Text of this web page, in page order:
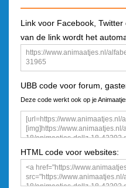
Link voor Facebook,
van de link wordt het
UBB code voor forum,
Deze code werkt ook op je
een plaatje
HTML code voor websites: